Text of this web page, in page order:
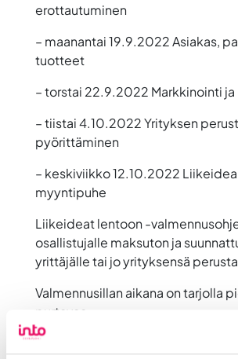
erottautuminen
– maanantai 19.9.2022 Asiakas,
tuotteet
– torstai 22.9.2022 Markkinointi
– tiistai 4.10.2022 Yrityksen
pyörittäminen
– keskiviikko 12.10.2022
myyntipuhe
Liikeideat lentoon -
osallistujalle maksuton ja
yrittäjälle tai jo yrityksensä
Valmennusillan aikana on tarjolla
purtavaa.
—